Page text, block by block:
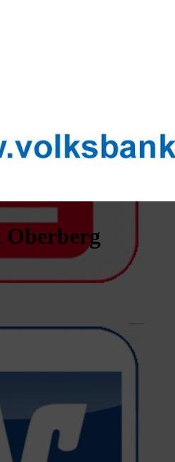
Oberberg